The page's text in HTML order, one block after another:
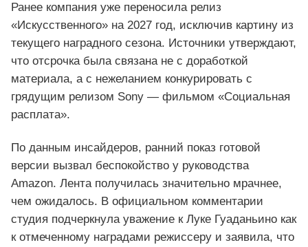
Ранее компания уже переносила релиз
«Искусственного» на 2027 год, исключив картину из
текущего наградного сезона. Источники утверждают,
что отсрочка была связана не с доработкой
материала, а с нежеланием конкурировать с
грядущим релизом Sony — фильмом «Социальная
расплата».
По данным инсайдеров, ранний показ готовой
версии вызвал беспокойство у руководства
Amazon. Лента получилась значительно мрачнее,
чем ожидалось. В официальном комментарии
студия подчеркнула уважение к Луке Гуаданьино как
к отмеченному наградами режиссеру и заявила, что